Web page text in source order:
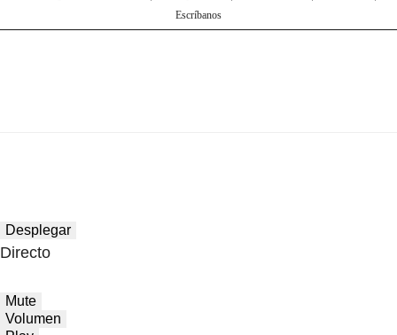
Escríbanos
Desplegar
Directo
Mute
Volumen